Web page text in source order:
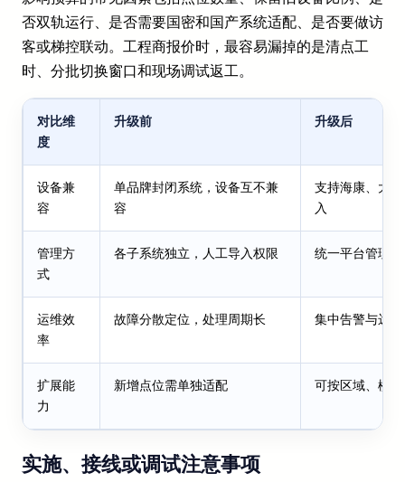
否双轨运行、是否需要国密和国产系统适配、是否要做访
客或梯控联动。工程商报价时，最容易漏掉的是清点工
时、分批切换窗口和现场调试返工。
对比维
度
升级前 升级后
设备兼
容
单品牌封闭系统，设备互不兼
容
支持海康、大
入
管理方
式
各子系统独立，人工导入权限 统一平台管理
运维效
率
故障分散定位，处理周期长 集中告警与远
扩展能
力
新增点位需单独适配 可按区域、楼
实施、接线或调试注意事项